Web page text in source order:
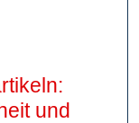
und